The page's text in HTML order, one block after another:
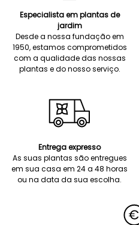
Especialista em plantas de
jardim
Desde a nossa fundação em
1950, estamos comprometidos
com a qualidade das nossas
plantas e do nosso serviço.
Entrega expresso
As suas plantas são entregues
em sua casa em 24 a 48 horas
ou na data da sua escolha.